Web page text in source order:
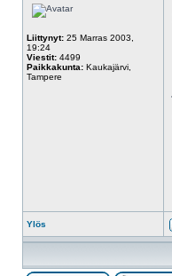
Liittynyt: 25 Marras 2003,
19:24
Viestit: 4499
Paikkakunta: Kaukajärvi,
Tampere
Ylös